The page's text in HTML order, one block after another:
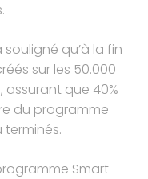
souligné qu’à la fin
sur les 50.000
assurant que 40%
du programme
terminés.
Smart